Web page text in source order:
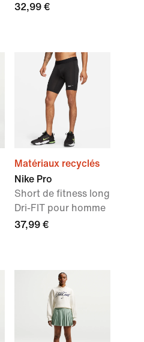
32,99 €
Matériaux recyclés
Nike Pro
Short de fitness long
Dri-FIT pour homme
37,99 €